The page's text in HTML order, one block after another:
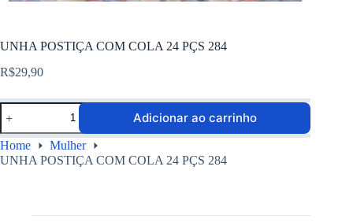
UNHA POSTIÇA COM COLA 24 PÇS 284
R$29,90
Adicionar ao carrinho
Home
Mulher
UNHA POSTIÇA COM COLA 24 PÇS 284